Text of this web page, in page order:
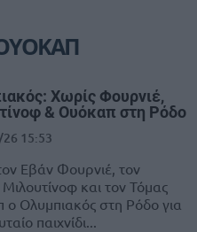
Χωρίς Φουρνιέ,
& Ουόκαπ στη Ρόδο
15:53
Εβάν Φουρνιέ, τον
και τον Τόμας
Ολυμπιακός στη Ρόδο για
παιχνίδι...